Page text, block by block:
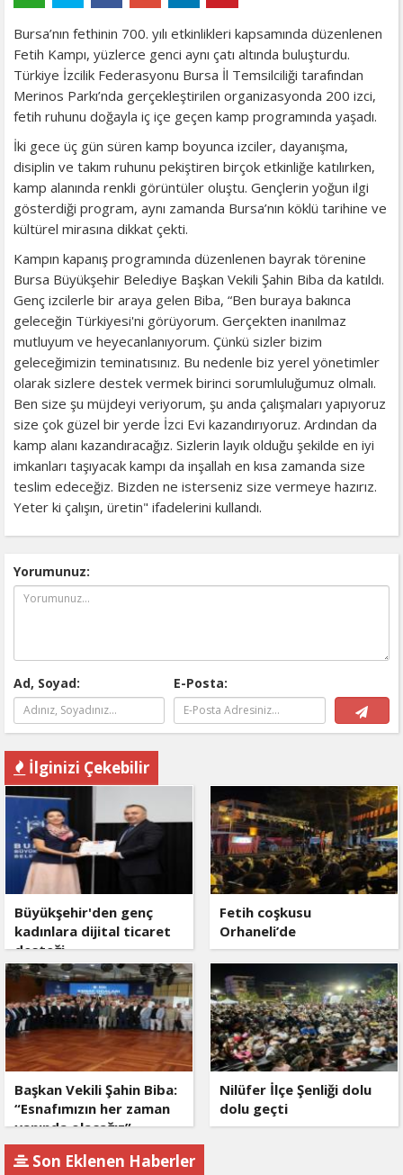
Bursa’nın fethinin 700. yılı etkinlikleri kapsamında düzenlenen
Fetih Kampı, yüzlerce genci aynı çatı altında buluşturdu.
Türkiye İzcilik Federasyonu Bursa İl Temsilciliği tarafından
Merinos Parkı’nda gerçekleştirilen organizasyonda 200 izci,
fetih ruhunu doğayla iç içe geçen kamp programında yaşadı.
İki gece üç gün süren kamp boyunca izciler, dayanışma,
disiplin ve takım ruhunu pekiştiren birçok etkinliğe katılırken,
kamp alanında renkli görüntüler oluştu. Gençlerin yoğun ilgi
gösterdiği program, aynı zamanda Bursa’nın köklü tarihine ve
kültürel mirasına dikkat çekti.
Kampın kapanış programında düzenlenen bayrak törenine
Bursa Büyükşehir Belediye Başkan Vekili Şahin Biba da katıldı.
Genç izcilerle bir araya gelen Biba, “Ben buraya bakınca
geleceğin Türkiyesi'ni görüyorum. Gerçekten inanılmaz
mutluyum ve heyecanlanıyorum. Çünkü sizler bizim
geleceğimizin teminatısınız. Bu nedenle biz yerel yönetimler
olarak sizlere destek vermek birinci sorumluluğumuz olmalı.
Ben size şu müjdeyi veriyorum, şu anda çalışmaları yapıyoruz
size çok güzel bir yerde İzci Evi kazandırıyoruz. Ardından da
kamp alanı kazandıracağız. Sizlerin layık olduğu şekilde en iyi
imkanları taşıyacak kampı da inşallah en kısa zamanda size
teslim edeceğiz. Bizden ne isterseniz size vermeye hazırız.
Yeter ki çalışın, üretin" ifadelerini kullandı.
Yorumunuz:
Ad, Soyad: E-Posta:
İlginizi Çekebilir
Büyükşehir'den genç
kadınlara dijital ticaret
desteği
Fetih coşkusu
Orhaneli’de
Başkan Vekili Şahin Biba:
“Esnafımızın her zaman
yanında olacağız”
Nilüfer İlçe Şenliği dolu
dolu geçti
Son Eklenen Haberler